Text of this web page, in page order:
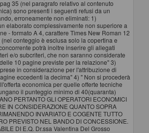
35 (nel paragrafo relativo al contenuto
sono presenti i seguenti refusi da un
erroneamente non eliminati: 1)
elaborato complessivamente non superiore a
- formato A 4, carattere Times New Roman 12
conteggio è esclusa solo la copertina e
potrà inoltre inserire gli allegati
e/o subcriteri, che non saranno considerate
10 pagine previste per la relazione" 3)
in considerazione per l'attribuzione di
eccedenti la decima" 4) " Non si procederà
economica per quelle offerte tecniche
il punteggio minimo di 40(quaranta)
PERTANTO GLI OPERATORI ECONOMICI
IN CONSIDERAZIONE QUANTO SOPRA
INVARIATO E COGENTE TUTTO
PREVISTO NEL BANDO DI CONCESSIONE.
DI E.Q. Dr.ssa Valentina Del Grosso